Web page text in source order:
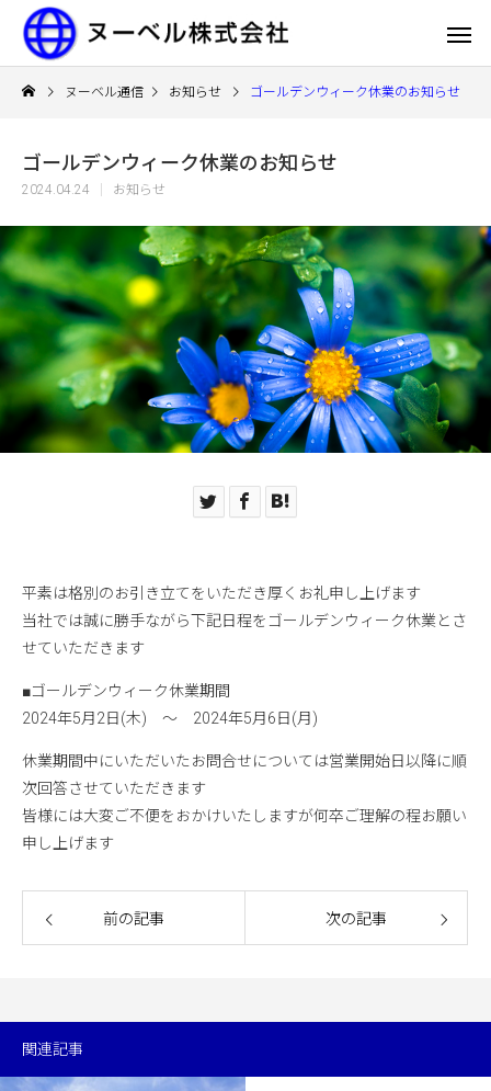
ヌーベル通信 お知らせ ゴールデンウィーク休業のお知らせ
ゴールデンウィーク休業のお知らせ
2024.04.24 お知らせ
平素は格別のお引き立てをいただき厚くお礼申し上げます
当社では誠に勝手ながら下記日程をゴールデンウィーク休業とさ
せていただきます
■ゴールデンウィーク休業期間
2024年5月2日(木) ～ 2024年5月6日(月)
休業期間中にいただいたお問合せについては営業開始日以降に順
次回答させていただきます
皆様には大変ご不便をおかけいたしますが何卒ご理解の程お願い
申し上げます
前の記事 次の記事
関連記事